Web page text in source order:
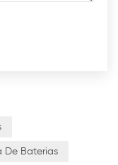
De Baterias